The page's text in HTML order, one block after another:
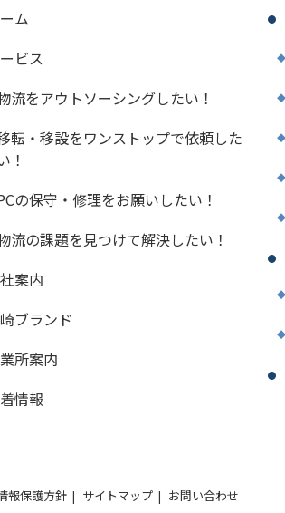
ム
ビス
流をアウトソーシングしたい！
転・移設をワンストップで依頼した
！
の保守・修理をお願いしたい！
流の課題を見つけて解決したい！
案内
ブランド
所案内
情報
報保護方針 | サイトマップ | お問い合わせ